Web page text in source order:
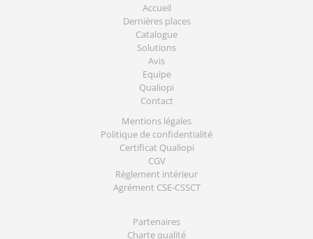
Accueil
Dernières places
Catalogue
Solutions
Avis
Equipe
Qualiopi
Contact
Mentions légales
Politique de confidentialité
Certificat Qualiopi
CGV
Règlement intérieur
Agrément CSE-CSSCT
Partenaires
Charte qualité